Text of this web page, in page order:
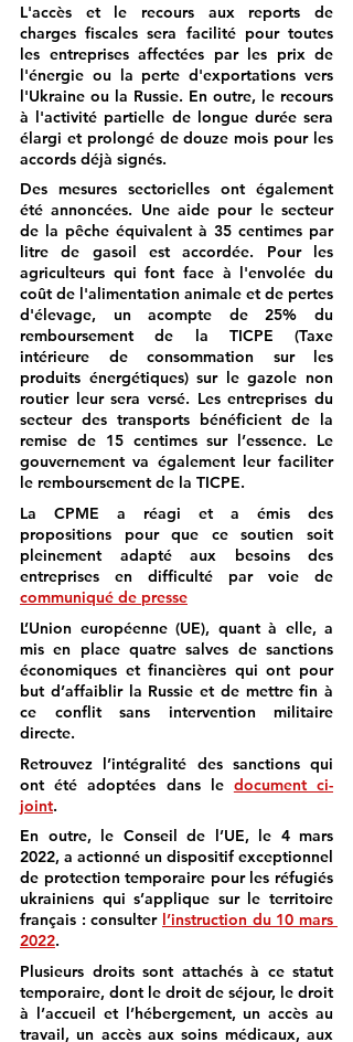
L'accès et le recours aux reports de
charges fiscales sera facilité pour toutes
les entreprises affectées par les prix de
l'énergie ou la perte d'exportations vers
l'Ukraine ou la Russie. En outre, le recours
à l'activité partielle de longue durée sera
élargi et prolongé de douze mois pour les
accords déjà signés.
Des mesures sectorielles ont également
été annoncées. Une aide pour le secteur
de la pêche équivalent à 35 centimes par
agriculteurs qui font face à l'envolée du
coût de l'alimentation animale et de pertes
d'élevage, un acompte de 25% du
remboursement de la TICPE (Taxe
intérieure de consommation sur les
produits énergétiques) sur le gazole non
secteur des transports bénéficient de la
remise de 15 centimes sur l’essence. Le
gouvernement va également leur faciliter
le remboursement de la TICPE.
La CPME a réagi et a émis des
propositions pour que ce soutien soit
pleinement adapté aux besoins des
communiqué de presse
L’Union européenne (UE), quant à elle, a
mis en place quatre salves de sanctions
économiques et financières qui ont pour
but d’affaiblir la Russie et de mettre fin à
ce conflit sans intervention militaire
directe.
Retrouvez l’intégralité des sanctions qui
ont été adoptées dans le document ci-
joint.
En outre, le Conseil de l’UE, le 4 mars
2022, a actionné un dispositif exceptionnel
de protection temporaire pour les réfugiés
ukrainiens qui s’applique sur le territoire
français : consulter l’instruction du 10 mars
2022.
Plusieurs droits sont attachés à ce statut
temporaire, dont le droit de séjour, le droit
à l’accueil et l’hébergement, un accès au
travail, un accès aux soins médicaux, aux